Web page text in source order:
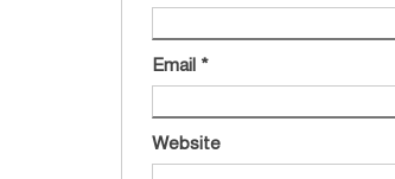
Email *
Website